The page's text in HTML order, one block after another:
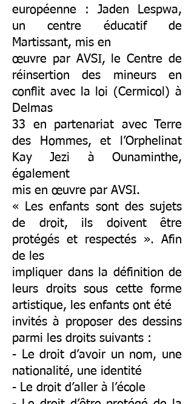
européenne : Jaden Lespwa,
un centre éducatif de
Martissant, mis en
œuvre par AVSI, le Centre de
réinsertion des mineurs en
conflit avec la loi (Cermicol) à
Delmas
33 en partenariat avec Terre
des Hommes, et l’Orphelinat
Kay Jezi à Ounaminthe,
également
mis en œuvre par AVSI.
« Les enfants sont des sujets
de droit, ils doivent être
protégés et respectés ». Afin
de les
impliquer dans la définition de
leurs droits sous cette forme
artistique, les enfants ont été
invités à proposer des dessins
parmi les droits suivants :
- Le droit d’avoir un nom, une
nationalité, une identité
- Le droit d’aller à l’école